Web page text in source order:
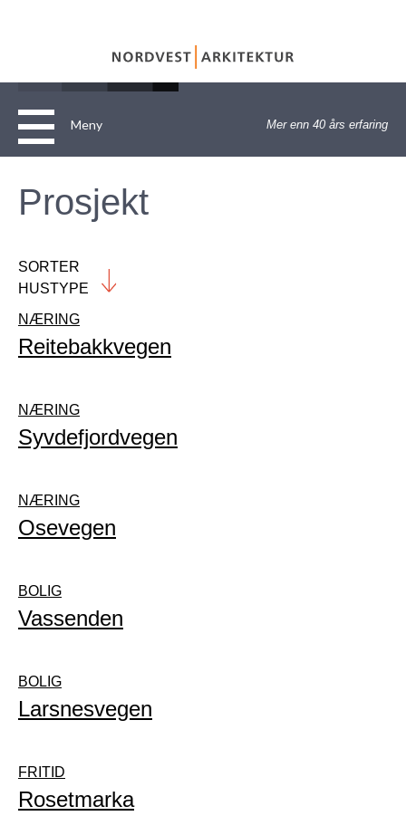
Meny
Om
ARKITEKTTENESTER
Referanser
Annet
Fritid
Næring
Kontakt
Mer enn 40 års erfaring
Prosjekt
SORTER
HUSTYPE
ALLE
FRITID
ANNET
NÆRING
Reitebakkvegen
NÆRING
Syvdefjordvegen
NÆRING
Osevegen
BOLIG
Vassenden
BOLIG
Larsnesvegen
FRITID
Rosetmarka